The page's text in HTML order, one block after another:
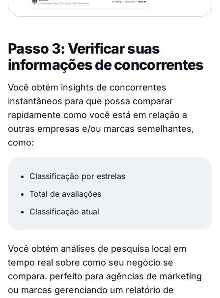
Passo 3: Verificar suas
informações de concorrentes
Você obtém insights de concorrentes
instantâneos para que possa comparar
rapidamente como você está em relação a
outras empresas e/ou marcas semelhantes,
como:
Classificação por estrelas
Total de avaliações
Classificação atual
Você obtém análises de pesquisa local em
tempo real sobre como seu negócio se
compara. perfeito para agências de marketing
ou marcas gerenciando um relatório de